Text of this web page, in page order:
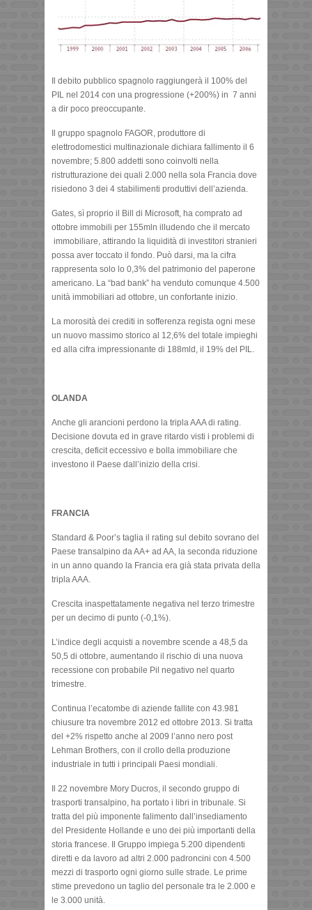
Il debito pubblico spagnolo raggiungerà il 100% del
PIL nel 2014 con una progressione (+200%) in 7 anni
a dir poco preoccupante.
Il gruppo spagnolo FAGOR, produttore di
elettrodomestici multinazionale dichiara fallimento il 6
novembre; 5.800 addetti sono coinvolti nella
ristrutturazione dei quali 2.000 nella sola Francia dove
risiedono 3 dei 4 stabilimenti produttivi dell’azienda.
Gates, sì proprio il Bill di Microsoft, ha comprato ad
ottobre immobili per 155mln illudendo che il mercato
immobiliare, attirando la liquidità di investitori stranieri
possa aver toccato il fondo. Può darsi, ma la cifra
rappresenta solo lo 0,3% del patrimonio del paperone
americano. La “bad bank” ha venduto comunque 4.500
unità immobiliari ad ottobre, un confortante inizio.
La morosità dei crediti in sofferenza regista ogni mese
un nuovo massimo storico al 12,6% del totale impieghi
ed alla cifra impressionante di 188mld, il 19% del PIL.
OLANDA
Anche gli arancioni perdono la tripla AAA di rating.
Decisione dovuta ed in grave ritardo visti i problemi di
crescita, deficit eccessivo e bolla immobiliare che
investono il Paese dall’inizio della crisi.
FRANCIA
Standard & Poor’s taglia il rating sul debito sovrano del
Paese transalpino da AA+ ad AA, la seconda riduzione
in un anno quando la Francia era già stata privata della
tripla AAA.
Crescita inaspettatamente negativa nel terzo trimestre
per un decimo di punto (-0,1%).
L’indice degli acquisti a novembre scende a 48,5 da
50,5 di ottobre, aumentando il rischio di una nuova
recessione con probabile Pil negativo nel quarto
trimestre.
Continua l’ecatombe di aziende fallite con 43.981
chiusure tra novembre 2012 ed ottobre 2013. Si tratta
del +2% rispetto anche al 2009 l’anno nero post
Lehman Brothers, con il crollo della produzione
industriale in tutti i principali Paesi mondiali.
Il 22 novembre Mory Ducros, il secondo gruppo di
trasporti transalpino, ha portato i libri in tribunale. Si
tratta del più imponente falimento dall’insediamento
del Presidente Hollande e uno dei più importanti della
storia francese. Il Gruppo impiega 5.200 dipendenti
diretti e da lavoro ad altri 2.000 padroncini con 4.500
mezzi di trasporto ogni giorno sulle strade. Le prime
stime prevedono un taglio del personale tra le 2.000 e
le 3.000 unità.